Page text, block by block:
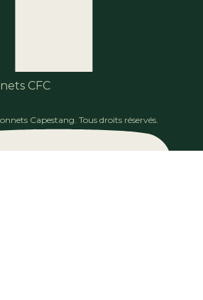
CFC
Capestang. Tous droits réservés.